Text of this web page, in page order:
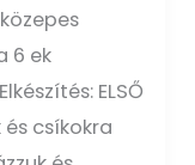
6 ek
ELSŐ
csíkokra